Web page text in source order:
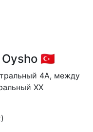
🇹🇷
4А, между
XX